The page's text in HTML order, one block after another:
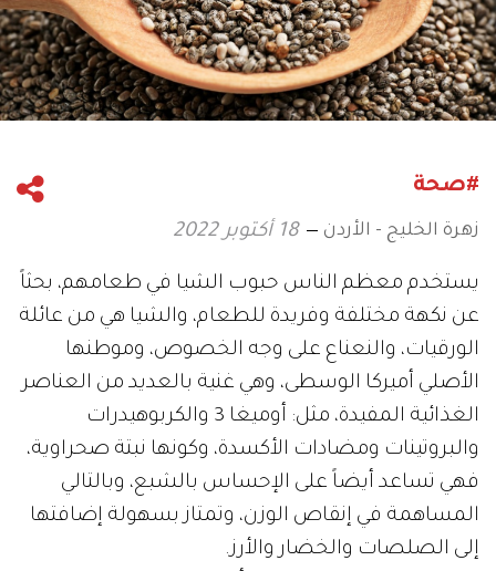
#صحة
زهرة الخليج - الأردن 18 أكتوبر 2022
يستخدم معظم الناس حبوب الشيا في طعامهم، بحثاً
عن نكهة مختلفة وفريدة للطعام، والشيا هي من عائلة
الورقيات، والنعناع على وجه الخصوص، وموطنها
الأصلي أميركا الوسطى، وهي غنية بالعديد من العناصر
الغذائية المفيدة، مثل: أوميغا 3 والكربوهيدرات
والبروتينات ومضادات الأكسدة، وكونها نبتة صحراوية،
فهي تساعد أيضاً على الإحساس بالشبع، وبالتالي
المساهمة في إنقاص الوزن، وتمتاز بسهولة إضافتها
إلى الصلصات والخضار والأرز.